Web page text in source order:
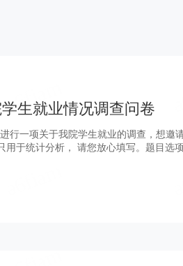
生就业情况调查问卷
行一项关于我院学生就业的调查，想邀
于统计分析， 请您放心填写。题目选